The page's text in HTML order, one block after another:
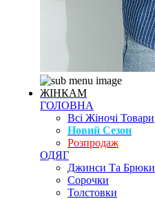
ЖІНКАМ
ГОЛОВНА
Всі Жіночі Товари
Новий Сезон
Розпродаж
ОДЯГ
Джинси Та Брюки
Сорочки
Толстовки